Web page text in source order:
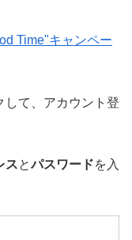
Time"キャンペー
して、アカウント登
スとパスワードを入